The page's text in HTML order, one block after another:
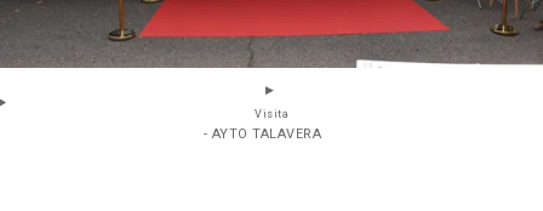
Visita
- AYTO TALAVERA